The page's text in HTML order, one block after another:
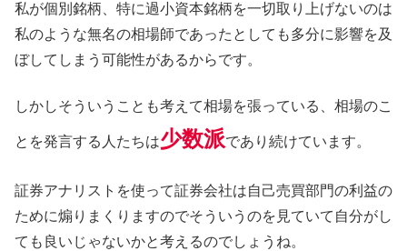
私が個別銘柄、特に過小資本銘柄を一切取り上げないのは
私のような無名の相場師であったとしても多分に影響を及
ぼしてしまう可能性があるからです。
しかしそういうことも考えて相場を張っている、相場のこ
とを発言する人たちは少数派であり続けています。
証券アナリストを使って証券会社は自己売買部門の利益の
ために煽りまくりますのでそういうのを見ていて自分がし
ても良いじゃないかと考えるのでしょうね。